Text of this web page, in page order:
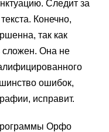
Следит за
Конечно,
так как
сложен. Она не
ошибок,
исправит.
Орфо